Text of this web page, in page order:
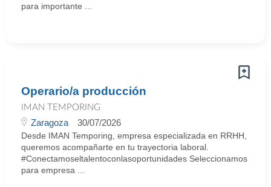
para importante ...
Operario/a producción
IMAN TEMPORING
Zaragoza 30/07/2026
Desde IMAN Temporing, empresa especializada en RRHH,
queremos acompañarte en tu trayectoria laboral.
#Conectamoseltalentoconlasoportunidades Seleccionamos
para empresa ...